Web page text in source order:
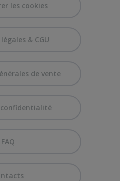
les cookies
& CGU
de vente
confidentialité
FAQ